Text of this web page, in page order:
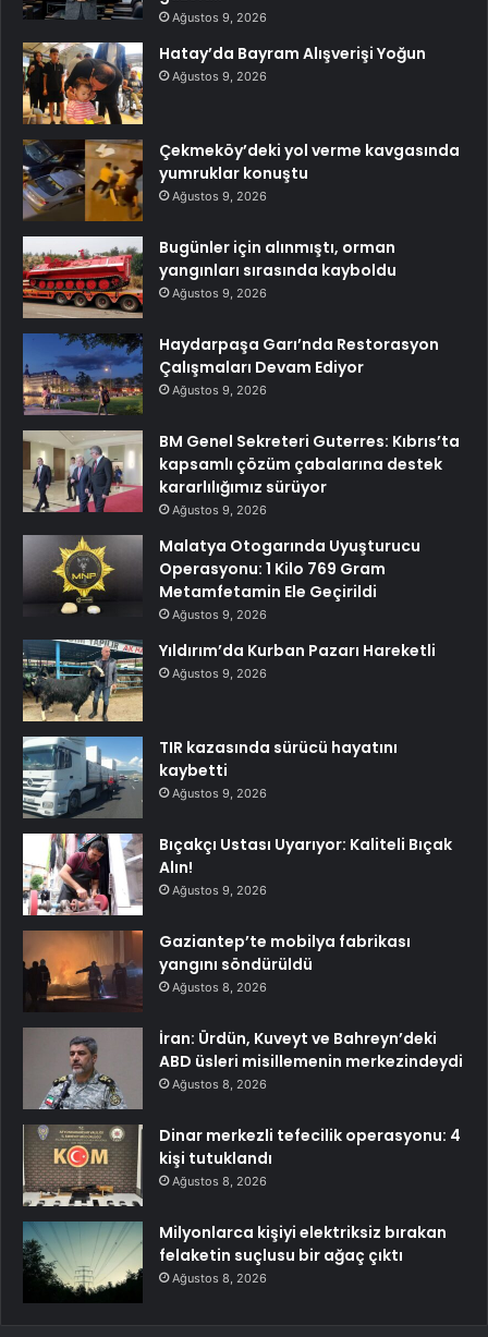
Ağustos 9, 2026
Hatay’da Bayram Alışverişi Yoğun
Ağustos 9, 2026
Çekmeköy’deki yol verme kavgasında
yumruklar konuştu
Ağustos 9, 2026
Bugünler için alınmıştı, orman
yangınları sırasında kayboldu
Ağustos 9, 2026
Haydarpaşa Garı’nda Restorasyon
Çalışmaları Devam Ediyor
Ağustos 9, 2026
BM Genel Sekreteri Guterres: Kıbrıs’ta
kapsamlı çözüm çabalarına destek
kararlılığımız sürüyor
Ağustos 9, 2026
Malatya Otogarında Uyuşturucu
Operasyonu: 1 Kilo 769 Gram
Metamfetamin Ele Geçirildi
Ağustos 9, 2026
Yıldırım’da Kurban Pazarı Hareketli
Ağustos 9, 2026
TIR kazasında sürücü hayatını
kaybetti
Ağustos 9, 2026
Bıçakçı Ustası Uyarıyor: Kaliteli Bıçak
Alın!
Ağustos 9, 2026
Gaziantep’te mobilya fabrikası
yangını söndürüldü
Ağustos 8, 2026
İran: Ürdün, Kuveyt ve Bahreyn’deki
ABD üsleri misillemenin merkezindeydi
Ağustos 8, 2026
Dinar merkezli tefecilik operasyonu: 4
kişi tutuklandı
Ağustos 8, 2026
Milyonlarca kişiyi elektriksiz bırakan
felaketin suçlusu bir ağaç çıktı
Ağustos 8, 2026